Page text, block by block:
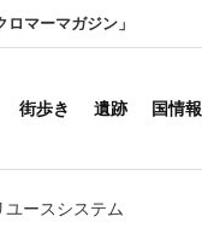
マーマガジン」
街歩き 遺跡 国情報
ユースシステム